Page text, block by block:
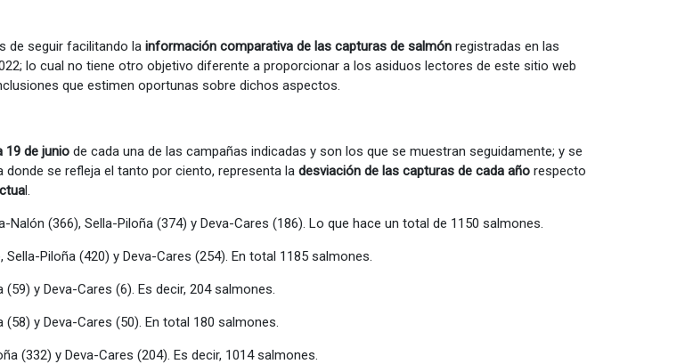
de seguir facilitando la información comparativa de las capturas de salmón registradas en las
lo cual no tiene otro objetivo diferente a proporcionar a los asiduos lectores de este sitio web
que estimen oportunas sobre dichos aspectos.
19 de junio de cada una de las campañas indicadas y son los que se muestran seguidamente; y se
se refleja el tanto por ciento, representa la desviación de las capturas de cada año respecto
l.
Nalón (366), Sella-Piloña (374) y Deva-Cares (186). Lo que hace un total de 1150 salmones.
Piloña (420) y Deva-Cares (254). En total 1185 salmones.
y Deva-Cares (6). Es decir, 204 salmones.
y Deva-Cares (50). En total 180 salmones.
(332) y Deva-Cares (204). Es decir, 1014 salmones.